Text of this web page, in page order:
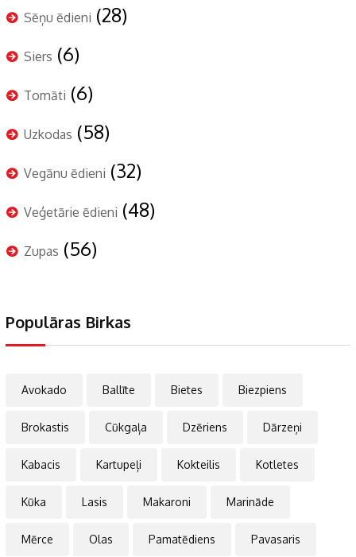
Sēņu ēdieni (28)
Siers (6)
Tomāti (6)
Uzkodas (58)
Vegānu ēdieni (32)
Veģetārie ēdieni (48)
Zupas (56)
Populāras Birkas
Avokado Ballīte Bietes Biezpiens
Brokastis Cūkgaļa Dzēriens Dārzeņi
Kabacis Kartupeļi Kokteilis Kotletes
Kūka Lasis Makaroni Marināde
Mērce Olas Pamatēdiens Pavasaris